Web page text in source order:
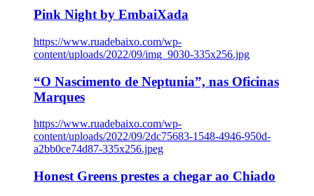
Pink Night by EmbaiXada
https://www.ruadebaixo.com/wp-
content/uploads/2022/09/img_9030-335x256.jpg
“O Nascimento de Neptunia”, nas Oficinas
Marques
https://www.ruadebaixo.com/wp-
content/uploads/2022/09/2dc75683-1548-4946-950d-
a2bb0ce74d87-335x256.jpeg
Honest Greens prestes a chegar ao Chiado